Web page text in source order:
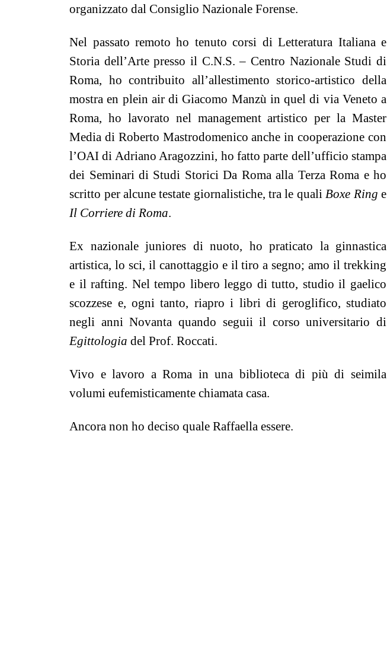
organizzato dal Consiglio Nazionale Forense.
Nel passato remoto ho tenuto corsi di Letteratura Italiana e
Storia dell’Arte presso il C.N.S. – Centro Nazionale Studi di
Roma, ho contribuito all’allestimento storico-artistico della
mostra en plein air di Giacomo Manzù in quel di via Veneto a
Roma, ho lavorato nel management artistico per la Master
Media di Roberto Mastrodomenico anche in cooperazione con
l’OAI di Adriano Aragozzini, ho fatto parte dell’ufficio stampa
dei Seminari di Studi Storici Da Roma alla Terza Roma e ho
scritto per alcune testate giornalistiche, tra le qualiBoxe Ring e
Il Corriere di Roma.
Ex nazionale juniores di nuoto, ho praticato la ginnastica
artistica, lo sci, il canottaggio e il tiro a segno; amo il trekking
e il rafting. Nel tempo libero leggo di tutto, studio il gaelico
scozzese e, ogni tanto, riapro i libri di geroglifico, studiato
negli anni Novanta quando seguii il corso universitario di
Egittologia del Prof. Roccati.
Vivo e lavoro a Roma in una biblioteca di più di seimila
volumi eufemisticamente chiamata casa.
Ancora non ho deciso quale Raffaella essere.
Galeazzi.
L'uomo
dello sport
Leggi
Il martirio
giudiziario
di Enzo
L'assassinio
Leggi